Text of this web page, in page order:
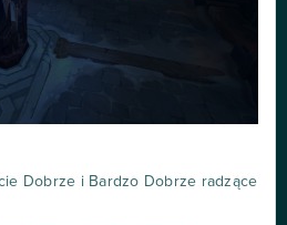
Dobrze i Bardzo Dobrze radzące